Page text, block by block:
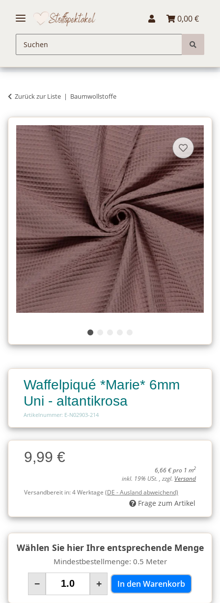
0,00 €
Zurück zur Liste Baumwollstoffe
Waffelpiqué *Marie* 6mm
Uni - altantikrosa
Artikelnummer: E-N02903-214
Charge
Charge9,99 €
6,66 € pro 1 m2
inkl. 19% USt. , zzgl. Versand
Versandbereit in:4 Werktage (DE - Ausland abweichend)
Frage zum Artikel
Wählen Sie hier Ihre entsprechende Menge
Mindestbestellmenge: 0.5 Meter
− + In den Warenkorb